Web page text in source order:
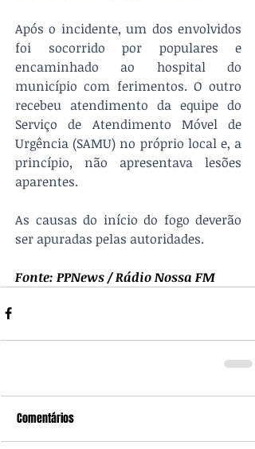
Após o incidente, um dos envolvidos
foi socorrido por populares e
encaminhado ao hospital do
município com ferimentos. O outro
recebeu atendimento da equipe do
Serviço de Atendimento Móvel de
Urgência (SAMU) no próprio local e, a
princípio, não apresentava lesões
aparentes.
As causas do início do fogo deverão
ser apuradas pelas autoridades.
Fonte: PPNews / Rádio Nossa FM
Comentários